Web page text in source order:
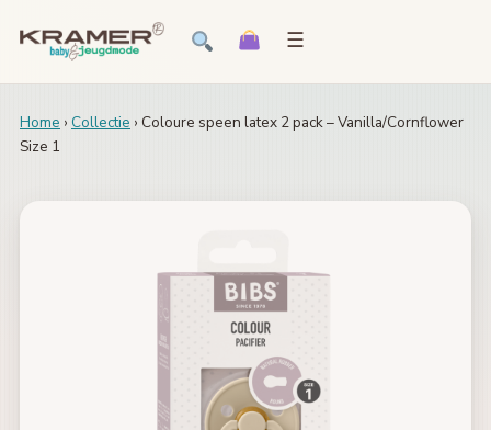
☰
Home › Collectie › Coloure speen latex 2 pack – Vanilla/Cornflower
Size 1